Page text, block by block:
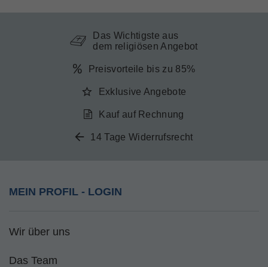
Das Wichtigste aus
dem religiösen Angebot
Preisvorteile bis zu 85%
Exklusive Angebote
Kauf auf Rechnung
14 Tage Widerrufsrecht
MEIN PROFIL - LOGIN
Wir über uns
Das Team